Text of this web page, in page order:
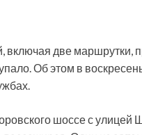
включая две маршрутки,
Об этом в
шоссе с улицей